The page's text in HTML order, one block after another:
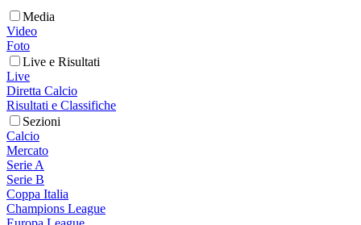
Media
Video
Foto
Live e Risultati
Live
Diretta Calcio
Risultati e Classifiche
Sezioni
Calcio
Mercato
Serie A
Serie B
Coppa Italia
Champions League